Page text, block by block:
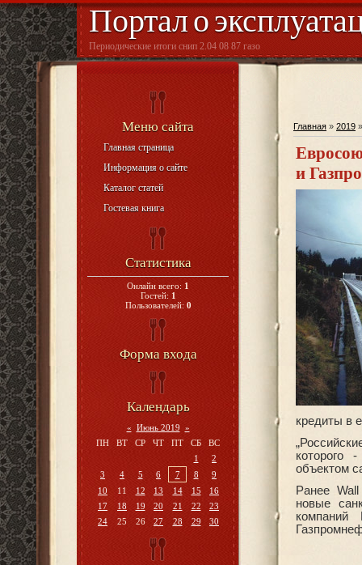
Портал о
Периодические итоги снип 2.04 08 87 газо
Меню сайта
Главная страница
Информация о сайте
Каталог статей
Гостевая книга
Статистика
Онлайн всего: 1
Гостей: 1
Пользователей: 0
Форма входа
Календарь
« Июнь 2019 »
ПН
ВТ СР ЧТ ПТ СБ
ВС
1
2
3
4 5 6 7 8
9
10
11 12 13 14 15
16
17
18 19 20 21 22
23
24
25 26 27 28 29 30
Главная » 2019 »
и
кредиты в
которого
объектом
Ранее
новые